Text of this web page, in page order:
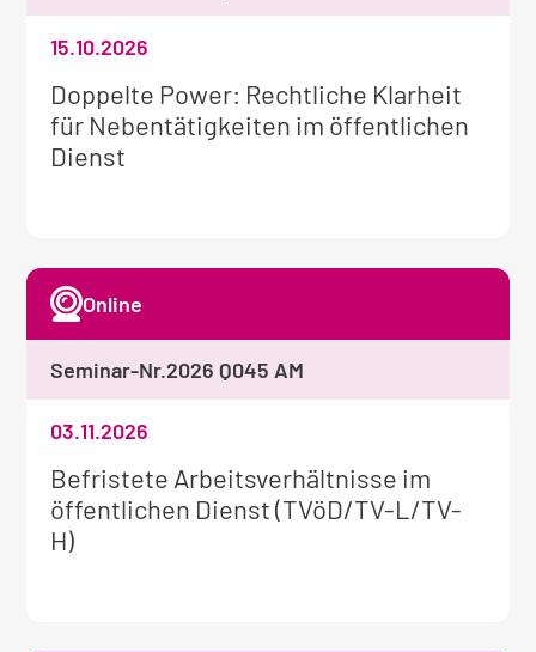
Weitere
Informationen
zum
Doppelte Power: Rechtliche Klarheit
für Nebentätigkeiten im öffentlichen
Dienst
15.10.2026
Weitere
Informationen
zum
Befristete Arbeitsverhältnisse im
öffentlichen Dienst (TVöD/TV-L/TV-
H)
03.11.2026
Online
Seminar-Nr.2026 Q045 AM